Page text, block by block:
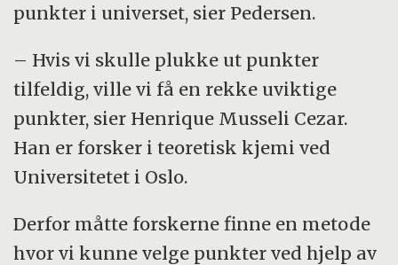
punkter i universet, sier Pedersen.
– Hvis vi skulle plukke ut punkter
tilfeldig, ville vi få en rekke uviktige
punkter, sier Henrique Musseli Cezar.
Han er forsker i teoretisk kjemi ved
Universitetet i Oslo.
Derfor måtte forskerne finne en metode
hvor vi kunne velge punkter ved hjelp av